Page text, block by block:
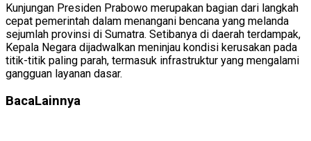
Kunjungan Presiden Prabowo merupakan bagian dari langkah
cepat pemerintah dalam menangani bencana yang melanda
sejumlah provinsi di Sumatra. Setibanya di daerah terdampak,
Kepala Negara dijadwalkan meninjau kondisi kerusakan pada
titik-titik paling parah, termasuk infrastruktur yang mengalami
gangguan layanan dasar.
BacaLainnya